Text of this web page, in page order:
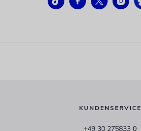
KUNDENSERVICE
+49 30 275833 0